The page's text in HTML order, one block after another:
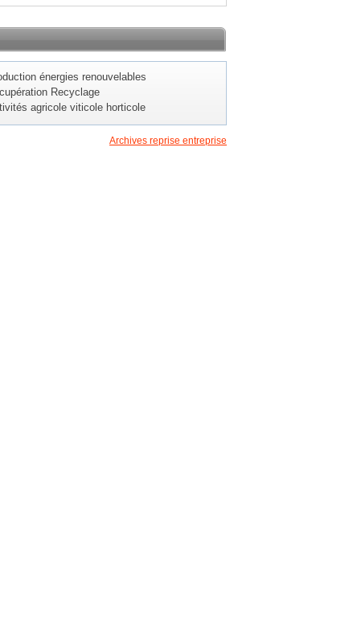
énergies renouvelables
Recyclage
agricole viticole horticole
Archives reprise entreprise